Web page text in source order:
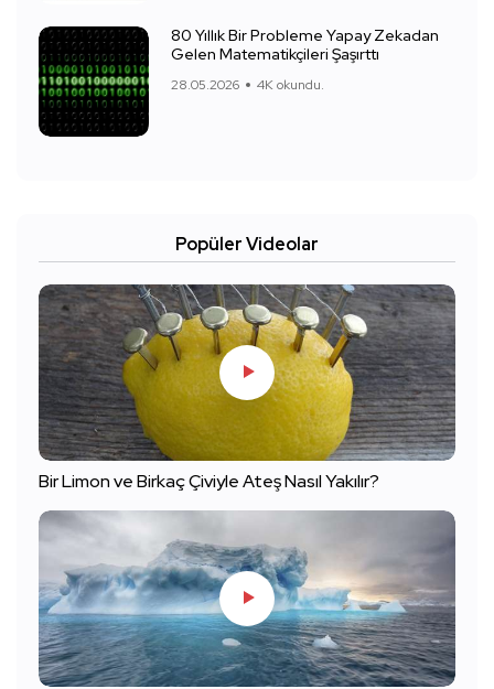
80 Yıllık Bir Probleme Yapay Zekadan
Gelen Matematikçileri Şaşırttı
28.05.2026 4K okundu.
Popüler Videolar
Bir Limon ve Birkaç Çiviyle Ateş Nasıl Yakılır?